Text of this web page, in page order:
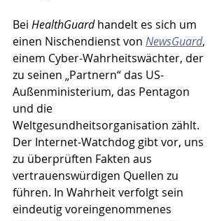
Bei HealthGuard handelt es sich um
einen Nischendienst von NewsGuard,
einem Cyber-Wahrheitswächter, der
zu seinen „Partnern“ das US-
Außenministerium, das Pentagon
und die
Weltgesundheitsorganisation zählt.
Der Internet-Watchdog gibt vor, uns
zu überprüften Fakten aus
vertrauenswürdigen Quellen zu
führen. In Wahrheit verfolgt sein
eindeutig voreingenommenes